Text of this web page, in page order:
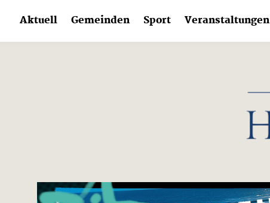
content
Aktuell Gemeinden Sport Veranstaltungen